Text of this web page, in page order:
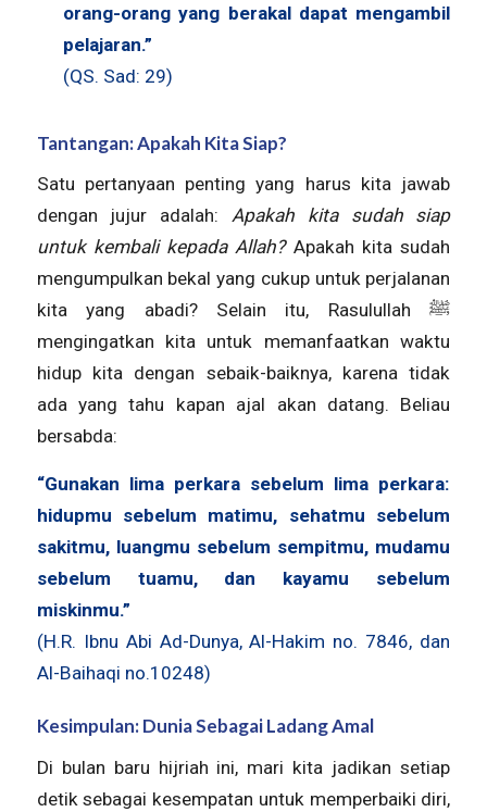
orang-orang yang berakal dapat mengambil
pelajaran.”
(QS. Sad: 29)
Tantangan: Apakah Kita Siap?
Satu pertanyaan penting yang harus kita jawab
dengan jujur adalah: Apakah kita sudah siap
untuk kembali kepada Allah?Apakah kita sudah
mengumpulkan bekal yang cukup untuk perjalanan
kita yang abadi? Selain itu, Rasulullah ﷺ
mengingatkan kita untuk memanfaatkan waktu
hidup kita dengan sebaik-baiknya, karena tidak
ada yang tahu kapan ajal akan datang. Beliau
bersabda:
“Gunakan lima perkara sebelum lima perkara:
hidupmu sebelum matimu, sehatmu sebelum
sakitmu, luangmu sebelum sempitmu, mudamu
sebelum tuamu, dan kayamu sebelum
miskinmu.”
(H.R. Ibnu Abi Ad-Dunya, Al-Hakim no. 7846, dan
Al-Baihaqi no.10248)
Kesimpulan: Dunia Sebagai Ladang Amal
Di bulan baru hijriah ini, mari kita jadikan setiap
detik sebagai kesempatan untuk memperbaiki diri,